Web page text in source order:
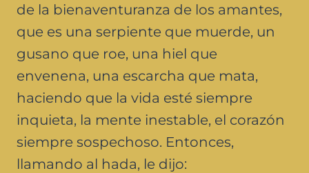
de la bienaventuranza de los amantes,
que es una serpiente que muerde, un
gusano que roe, una hiel que
envenena, una escarcha que mata,
haciendo que la vida esté siempre
inquieta, la mente inestable, el corazón
siempre sospechoso. Entonces,
llamando al hada, le dijo: